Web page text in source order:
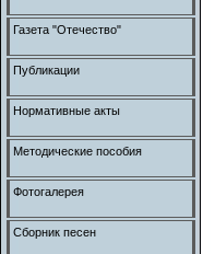
Газета "Отечество"
Публикации
Нормативные акты
Методические пособия
Фотогалерея
Сборник песен